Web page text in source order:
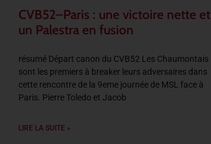
CVB52–Paris : une victoire nette et
un Palestra en fusion
résumé Départ canon du CVB52 Les Chaumontais
sont les premiers à breaker leurs adversaires dans
cette rencontre de la 9eme journée de MSL face à
Paris. Pierre Toledo et Jacob
LIRE LA SUITE »